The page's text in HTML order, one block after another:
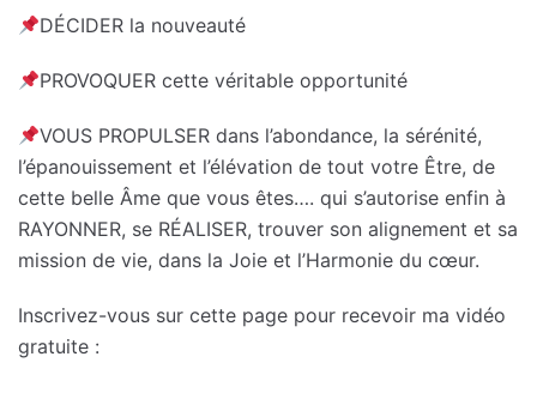
DÉCIDER la nouveauté
PROVOQUER cette véritable opportunité
VOUS PROPULSER dans l’abondance, la sérénité,
l’épanouissement et l’élévation de tout votre Être, de
cette belle Âme que vous êtes…. qui s’autorise enfin à
RAYONNER, se RÉALISER, trouver son alignement et sa
mission de vie, dans la Joie et l’Harmonie du cœur.
Inscrivez-vous sur cette page pour recevoir ma vidéo
gratuite :